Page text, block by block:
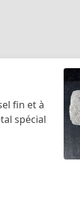
fin et à
spécial